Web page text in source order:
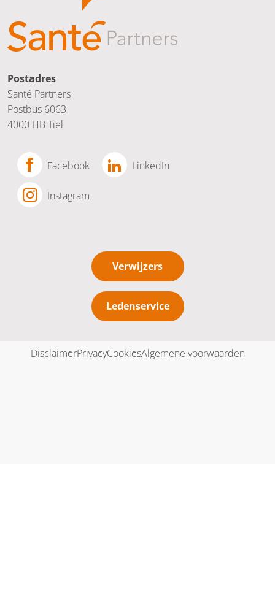
Postadres
Santé Partners
Postbus 6063
4000 HB Tiel
Facebook LinkedIn
Instagram
Verwijzers
Ledenservice
DisclaimerPrivacyCookiesAlgemene voorwaarden